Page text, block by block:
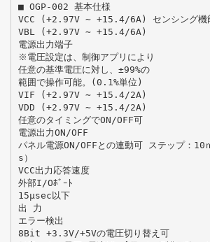
■ OGP-002 基本仕様
VCC (+2.97V ∼ +15.4/6A) センシング機
VBL (+2.97V ∼ +15.4/6A)
電源出力端子
※電圧設定は、制御アプリにより
任意の基準電圧に対し、±99%の
範囲で操作可能。(0.1%単位)
VIF (+2.97V ∼ +15.4/2A)
VDD (+2.97V ∼ +15.4/2A)
任意のタイミングでON/OFF可
電源出力ON/OFF
パネル電源ON/OFFとの連動可 ステップ：
s）
VCC出力応答速度
外部I/Oﾎﾞｰﾄ
15μsec以下
出 力
エラー検出
8Bit +3.3V/+5Vの電圧切り替え可